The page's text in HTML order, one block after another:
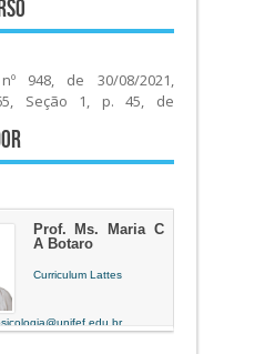
nº 948, de 30/08/2021,
Seção 1, p. 45, de
Prof. Ms. Maria C
A Botaro
Curriculum Lattes